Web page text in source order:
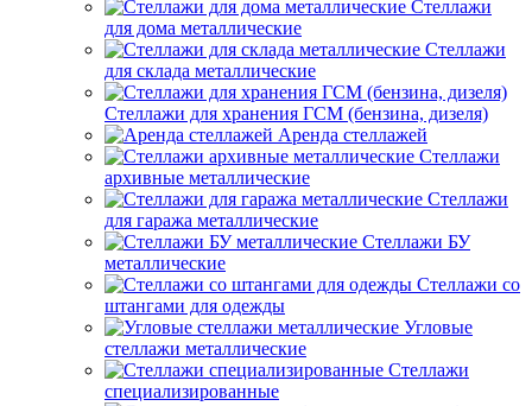
Стеллажи
для дома металлические
Стеллажи
для склада металлические
Стеллажи для хранения ГСМ (бензина, дизеля)
Аренда стеллажей
Стеллажи
архивные металлические
Стеллажи
для гаража металлические
Стеллажи БУ
металлические
Стеллажи со
штангами для одежды
Угловые
стеллажи металлические
Стеллажи
специализированные